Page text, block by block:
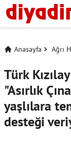
Anasayfa Ağrı
Türk
"Asırlık
yaşlılara
desteği